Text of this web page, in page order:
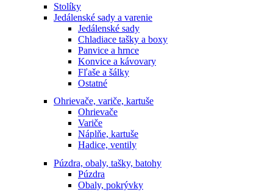
Stolíky
Jedálenské sady a varenie
Jedálenské sady
Chladiace tašky a boxy
Panvice a hrnce
Konvice a kávovary
Fľaše a šálky
Ostatné
Ohrievače, variče, kartuše
Ohrievače
Variče
Náplňe, kartuše
Hadice, ventily
Púzdra, obaly, tašky, batohy
Púzdra
Obaly, pokrývky